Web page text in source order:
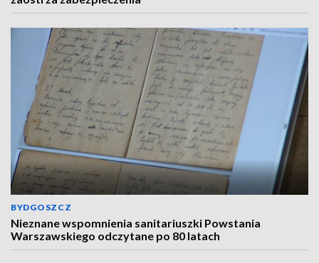
BYDGOSZCZ
Nieznane wspomnienia sanitariuszki Powstania
Warszawskiego odczytane po 80 latach